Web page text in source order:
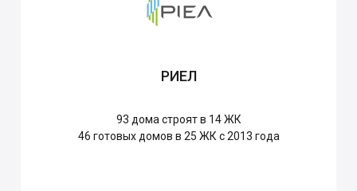
РИЕЛ
93 дома строят в 14 ЖК
46 готовых домов в 25 ЖК с 2013 года